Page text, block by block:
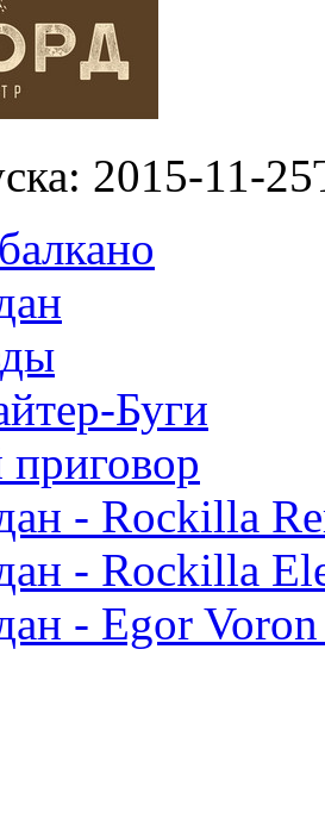
2015-11-
Буги
- Rockilla
- Rockilla
- Egor